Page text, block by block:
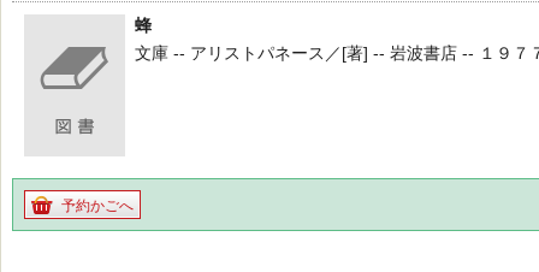
蜂
文庫 -- アリストパネース／[著] -- 岩波書店 -- １９７
予約かごへ